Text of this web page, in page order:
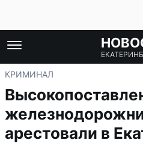
КРИМИНАЛ
арестовали в